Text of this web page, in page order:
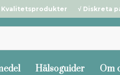
√ Diskreta
Hälsoguider Om